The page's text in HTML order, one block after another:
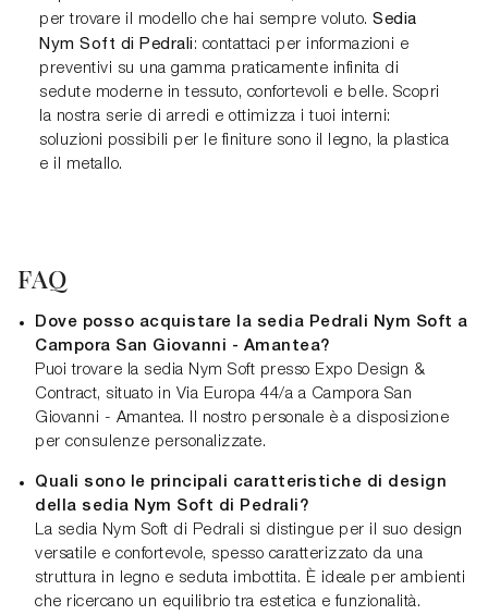
per trovare il modello che hai sempre voluto. Sedia
Nym Soft di Pedrali : contattaci per informazioni e
preventivi su una gamma praticamente infinita di
sedute moderne in tessuto, confortevoli e belle. Scopri
la nostra serie di arredi e ottimizza i tuoi interni:
soluzioni possibili per le finiture sono il legno, la plastica
e il metallo.
FAQ
Dove posso acquistare la sedia Pedrali Nym Soft a
Campora San Giovanni - Amantea?
Puoi trovare la sedia Nym Soft presso Expo Design &
Contract, situato in Via Europa 44/a a Campora San
Giovanni - Amantea. Il nostro personale è a disposizione
per consulenze personalizzate.
Quali sono le principali caratteristiche di design
della sedia Nym Soft di Pedrali?
La sedia Nym Soft di Pedrali si distingue per il suo design
versatile e confortevole, spesso caratterizzato da una
struttura in legno e seduta imbottita. È ideale per ambienti
che ricercano un equilibrio tra estetica e funzionalità.